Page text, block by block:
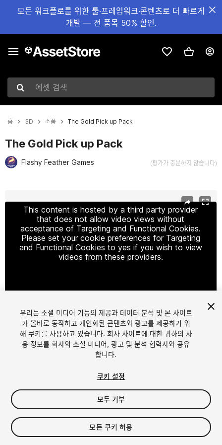
모든 워크플로를 위한 툴·프레임워크·콘텐츠로 더 빠르게
개발 — 전 품목 50% 할인.
에셋 검색
홈 3D 소품 The Gold Pick up Pack
The Gold Pick up Pack
Flashy Feather Games (평가가 충분하지 않습니다)
This content is hosted by a third party provider
that does not allow video views without
acceptance of Targeting and Functional Cookies.
Please set your cookie preferences for Targeting
and Functional Cookies to yes if you wish to view
videos from these providers.
1/7
$9.50
세금/부가세는 결제 시 반영됩니다.
우리는 소셜 미디어 기능의 제공과 데이터 분석 및 본 사이트
가 올바로 동작하고 개인화된 콘텐츠와 광고를 제공하기 위
해 쿠키를 사용하고 있습니다. 회사 사이트에 대한 귀하의 사
용 정보를 회사의 소셜 미디어, 광고 및 분석 협력사와 공유
합니다.
쿠키 설정
모두 거부
모든 쿠키 허용